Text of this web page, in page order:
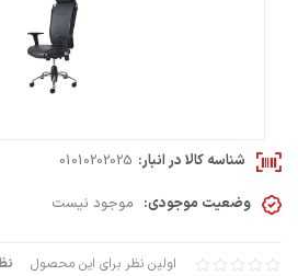
اولین نظر برای این محصول
شناسه کالا در انبار: 01010202025
وضعیت موجودی: موجود نیست